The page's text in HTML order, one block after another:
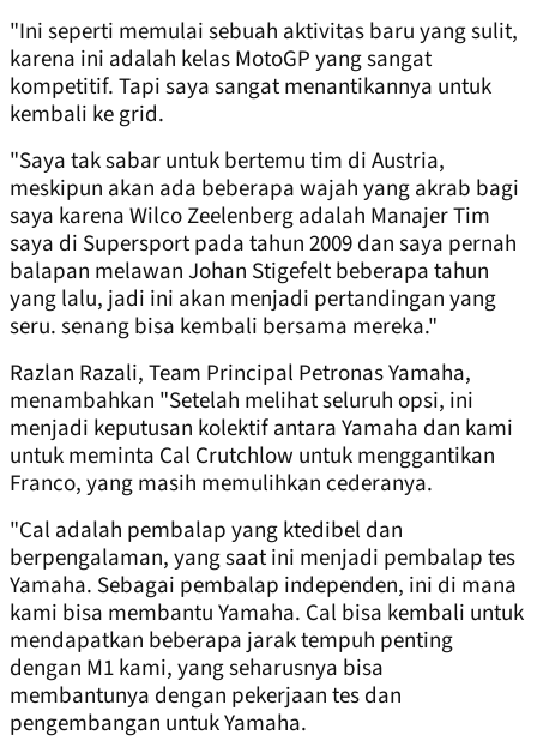
"Ini seperti memulai sebuah aktivitas baru yang sulit,
karena ini adalah kelas MotoGP yang sangat
kompetitif. Tapi saya sangat menantikannya untuk
kembali ke grid.
"Saya tak sabar untuk bertemu tim di Austria,
meskipun akan ada beberapa wajah yang akrab bagi
saya karena Wilco Zeelenberg adalah Manajer Tim
saya di Supersport pada tahun 2009 dan saya pernah
balapan melawan Johan Stigefelt beberapa tahun
yang lalu, jadi ini akan menjadi pertandingan yang
seru. senang bisa kembali bersama mereka."
Razlan Razali, Team Principal Petronas Yamaha,
menambahkan "Setelah melihat seluruh opsi, ini
menjadi keputusan kolektif antara Yamaha dan kami
untuk meminta Cal Crutchlow untuk menggantikan
Franco, yang masih memulihkan cederanya.
"Cal adalah pembalap yang ktedibel dan
berpengalaman, yang saat ini menjadi pembalap tes
Yamaha. Sebagai pembalap independen, ini di mana
kami bisa membantu Yamaha. Cal bisa kembali untuk
mendapatkan beberapa jarak tempuh penting
dengan M1 kami, yang seharusnya bisa
membantunya dengan pekerjaan tes dan
pengembangan untuk Yamaha.